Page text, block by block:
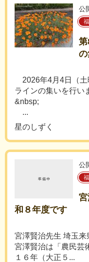
公
2026年4月4日（土
ラインの集いを行い
&nbsp;
...
星のしずく
公
和８年度です
宮澤賢治先生 埼玉来
宮澤賢治は「農民芸
１６年（大正５...